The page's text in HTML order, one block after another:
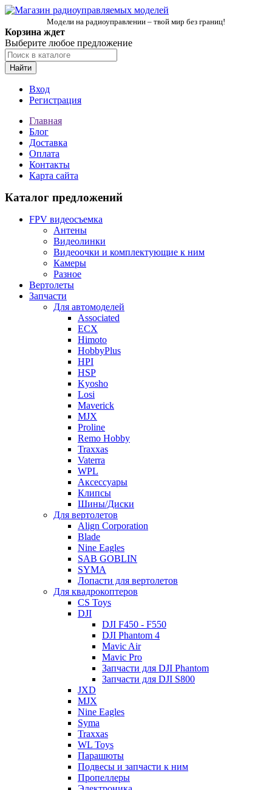
Модели на радиоуправлении – твой мир без границ!
Корзина ждет
Выберите любое предложение
Найти
Вход
Регистрация
Главная
Блог
Доставка
Оплата
Контакты
Карта сайта
Каталог предложений
FPV видеосъемка
Антены
Видеолинки
Видеоочки и комплектующие к ним
Камеры
Разное
Вертолеты
Запчасти
Для автомоделей
Associated
ECX
Himoto
HobbyPlus
HPI
HSP
Kyosho
Losi
Maverick
MJX
Proline
Remo Hobby
Traxxas
Vaterra
WPL
Аксессуары
Клипсы
Шины/Диски
Для вертолетов
Align Corporation
Blade
Nine Eagles
SAB GOBLIN
SYMA
Лопасти для вертолетов
Для квадрокоптеров
CS Toys
DJI
DJI F450 - F550
DJI Phantom 4
Mavic Air
Mavic Pro
Запчасти для DJI Phantom
Запчасти для DJI S800
JXD
MJX
Nine Eagles
Syma
Traxxas
WL Toys
Парашюты
Подвесы и запчасти к ним
Пропеллеры